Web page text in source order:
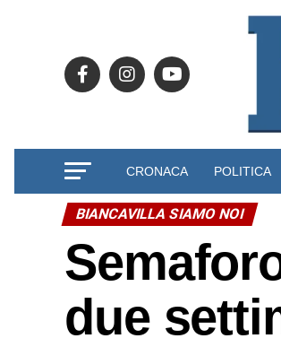
CRONACA POLITICA
BIANCAVILLA SIAMO NOI
due